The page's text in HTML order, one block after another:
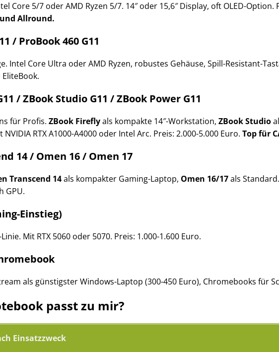
Core 5/7 oder AMD Ryzen 5/7. 14″ oder 15,6″ Display, oft OLED-Option.
Allround.
/ ProBook 460 G11
Intel Core Ultra oder AMD Ryzen, robustes Gehäuse, Spill-Resistant-
/ ZBook Studio G11 / ZBook Power G11
für Profis. ZBook Fireflyals kompakte 14″-Workstation, ZBook Studio
RTX A1000-A4000 oder Intel Arc. Preis: 2.000-5.000 Euro. Top für
14 / Omen 16 / Omen 17
Transcend 14als kompakter Gaming-Laptop, Omen 16/17als
GPU.
Einstieg)
Mit RTX 5060 oder 5070. Preis: 1.000-1.600 Euro.
als günstigster Windows-Laptop (300-450 Euro), Chromebooks für
passt zu mir?
Einsatzzweck